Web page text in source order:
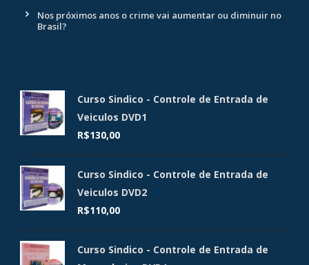
Nos próximos anos o crime vai aumentar ou diminuir no
Brasil?
Curso Sindico - Controle de Entrada de
Veiculos DVD1
R$130,00
Curso Sindico - Controle de Entrada de
Veiculos DVD2
R$110,00
Curso Sindico - Controle de Entrada de